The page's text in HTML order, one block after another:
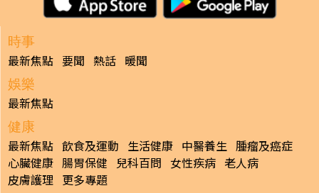
時事
最新焦點 要聞 熱話 暖聞
娛樂
最新焦點
健康
最新焦點 飲食及運動 生活健康 中醫養生 腫瘤及癌症
心臟健康 腸胃保健 兒科百問 女性疾病 老人病
皮膚護理 更多專題